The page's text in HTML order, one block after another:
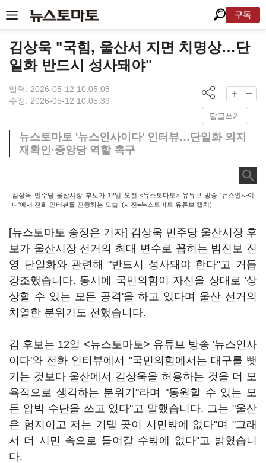
구독
김상욱 "국힘, 울산서 지면 치명상…단
일화 반드시 성사돼야"
입력: 2026-05-12 10:05:08
수정: 2026-05-12 10:05:39
답글쓰기
뉴스토마토 '뉴스인사이다' 인터뷰…단일화 의지
재확인·중앙당 역할 촉구
김상욱 민주당 울산시장 후보가 12일 오전 <뉴스토마토> 유튜브 방송 '뉴스인사이
다'에서 전화 인터뷰를 진행하는 모습. (사진=뉴스토마토 유튜브 캡처)
[뉴스토마토 송정은 기자] 김상욱 민주당 울산시장 후
보가 울산시장 선거의 최대 변수로 꼽히는 범진보 진
영 단일화와 관련해 "반드시 성사돼야 한다"고 거듭
강조했습니다. 동시에 국민의힘이 자신을 상대로 '상
상할 수 있는 모든 공격'을 하고 있다며 울산 선거의
치열한 분위기도 전했습니다.
김 후보는 12일 <뉴스토마토> 유튜브 방송 '뉴스인사
이다'와 전화 인터뷰에서 "국민의힘에서는 대구를 뺏
기는 것보다 울산에서 김상욱을 허용하는 것을 더 모
욕적으로 생각하는 분위기"라며 "동원할 수 있는 모
든 압박 수단을 쓰고 있다"고 말했습니다. 그는 "울산
은 험지이고 저는 기댈 곳이 시민밖에 없다"며 "그래
서 더 시민 속으로 들어갈 수밖에 없다"고 밝혔습니
다.